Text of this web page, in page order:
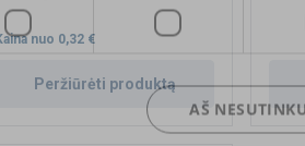
nuo 0,32 €
Peržiūrėti produktą
AŠ